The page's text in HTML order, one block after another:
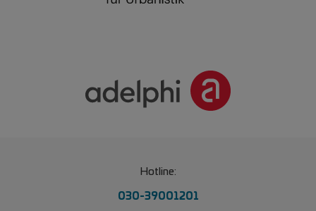
Hotline:
030-39001201